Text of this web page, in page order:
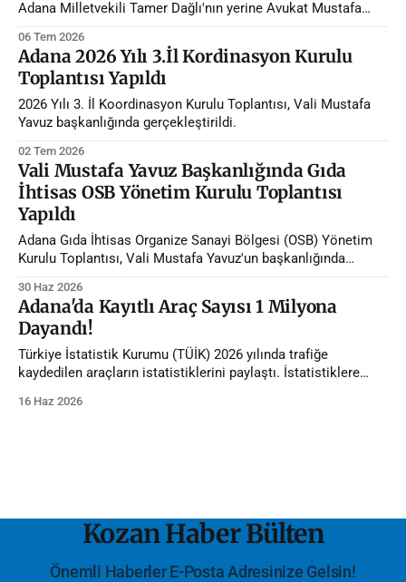
Adana Milletvekili Tamer Dağlı'nın yerine Avukat Mustafa
06 Tem 2026
Adana 2026 Yılı 3.İl Kordinasyon Kurulu
Toplantısı Yapıldı
2026 Yılı 3. İl Koordinasyon Kurulu Toplantısı, Vali Mustafa
Yavuz başkanlığında gerçekleştirildi.
02 Tem 2026
Vali Mustafa Yavuz Başkanlığında Gıda
İhtisas OSB Yönetim Kurulu Toplantısı
Yapıldı
Adana Gıda İhtisas Organize Sanayi Bölgesi (OSB) Yönetim
Kurulu Toplantısı, Vali Mustafa Yavuz'un başkanlığında
30 Haz 2026
Adana'da Kayıtlı Araç Sayısı 1 Milyona
Dayandı!
Türkiye İstatistik Kurumu (TÜİK) 2026 yılında trafiğe
kaydedilen araçların istatistiklerini paylaştı. İstatistiklere
16 Haz 2026
Kozan Haber Bülten
Önemli Haberler E-Posta Adresinize Gelsin!